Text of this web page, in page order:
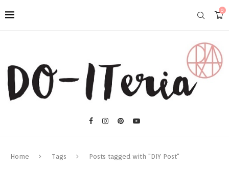
0
Home Tags Posts tagged with "DIY Post"